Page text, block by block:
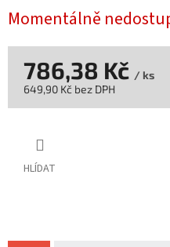
Momentálně
HLÍDAT
786,38 Kč / ks
649,90 Kč bez DPH